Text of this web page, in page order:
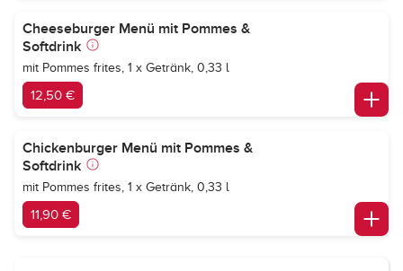
Cheeseburger Menü mit Pommes &
Softdrink
mit Pommes frites, 1 x Getränk, 0,33 l
12,50 €
Chickenburger Menü mit Pommes &
Softdrink
mit Pommes frites, 1 x Getränk, 0,33 l
11,90 €